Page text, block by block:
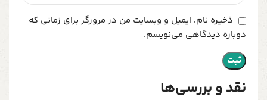
نقد و بررسی‌ها
ذخیره نام، ایمیل و وبسایت من در مرورگر برای زمانی که
دوباره دیدگاهی می‌نویسم.